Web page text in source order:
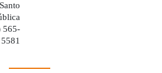
565-
5581